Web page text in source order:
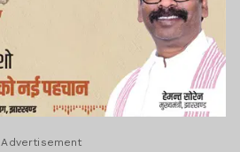
Advertisement